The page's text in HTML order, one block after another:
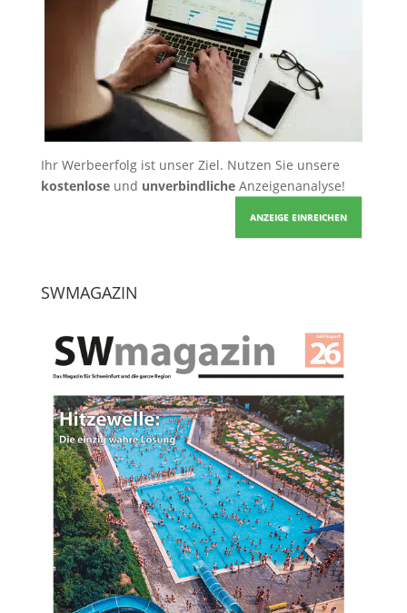
Ihr Werbeerfolg ist unser Ziel. Nutzen Sie unsere
kostenloseund unverbindlicheAnzeigenanalyse!
ANZEIGE EINREICHEN
SWMAGAZIN